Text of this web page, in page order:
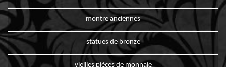
montre anciennes
statues de bronze
vieilles pièces de monnaie